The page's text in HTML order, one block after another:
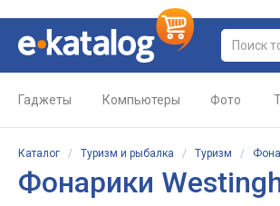
Гаджеты Компьютеры Фото
Каталог / Туризм и рыбалка / Туризм /
Фонарики